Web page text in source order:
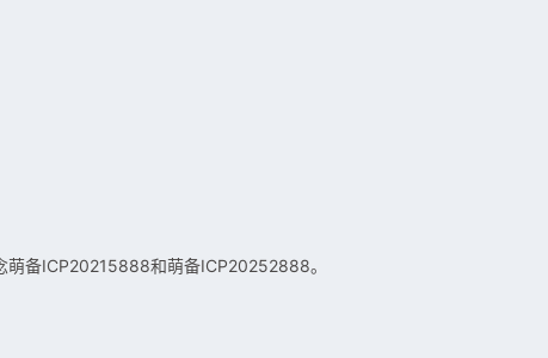
萌备ICP20215888和萌备ICP20252888。